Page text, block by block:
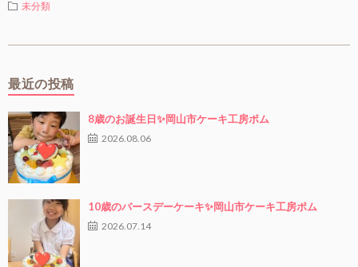
未分類
最近の投稿
8歳のお誕生日✨岡山市ケーキ工房ポム
2026.08.06
10歳のバースデーケーキ✨岡山市ケーキ工房ポム
2026.07.14